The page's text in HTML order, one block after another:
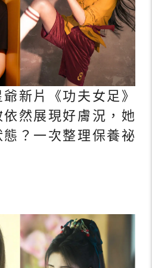
新片《功夫女足》
然展現好膚況，她
？一次整理保養祕